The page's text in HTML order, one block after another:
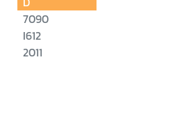
7090
I612
2011